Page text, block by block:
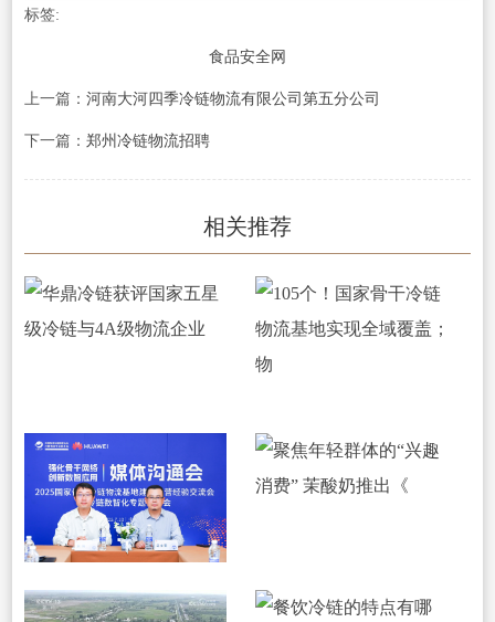
标签:
食品安全网
上一篇： 河南大河四季冷链物流有限公司第五分公司
下一篇： 郑州冷链物流招聘
相关推荐